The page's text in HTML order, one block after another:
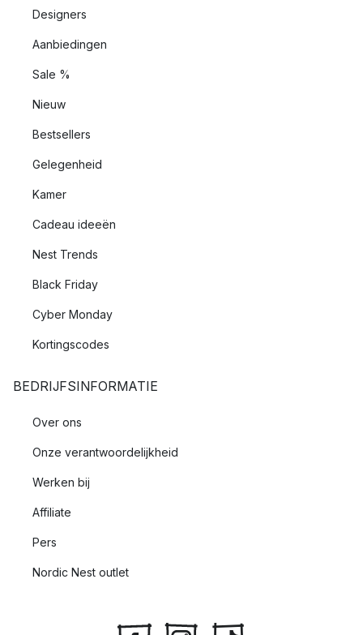
Designers
Aanbiedingen
Sale %
Nieuw
Bestsellers
Gelegenheid
Kamer
Cadeau ideeën
Nest Trends
Black Friday
Cyber Monday
Kortingscodes
BEDRIJFSINFORMATIE
Over ons
Onze verantwoordelijkheid
Werken bij
Affiliate
Pers
Nordic Nest outlet